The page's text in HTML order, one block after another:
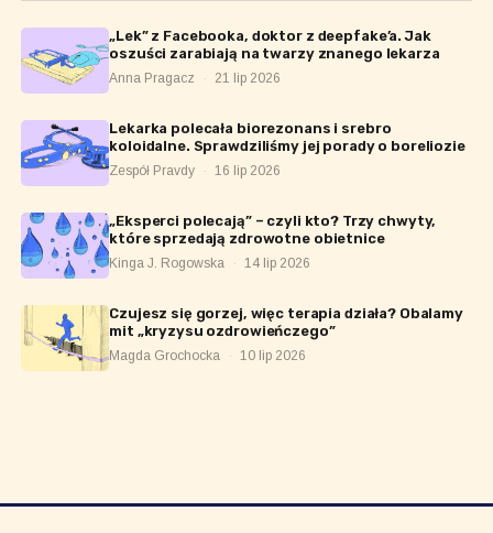
„Lek” z Facebooka, doktor z deepfake’a. Jak
oszuści zarabiają na twarzy znanego lekarza
Anna Pragacz · 21 lip 2026
Lekarka polecała biorezonans i srebro
koloidalne. Sprawdziliśmy jej porady o boreliozie
Zespół Pravdy · 16 lip 2026
„Eksperci polecają” – czyli kto? Trzy chwyty,
które sprzedają zdrowotne obietnice
Kinga J. Rogowska · 14 lip 2026
Czujesz się gorzej, więc terapia działa? Obalamy
mit „kryzysu ozdrowieńczego”
Magda Grochocka · 10 lip 2026